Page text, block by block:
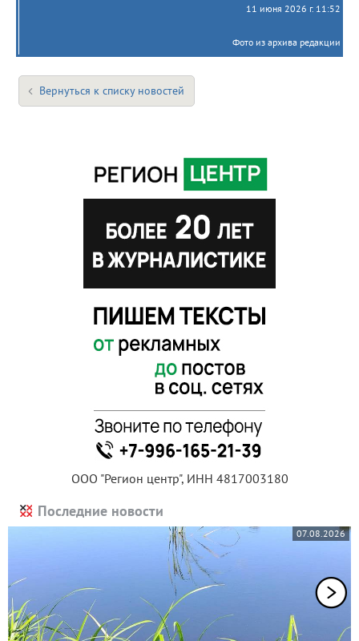
11 июня 2026 г. 11:52
Фото из архива редакции
Вернуться к списку новостей
ООО "Регион центр", ИНН 4817003180
Последние новости
07.08.2026